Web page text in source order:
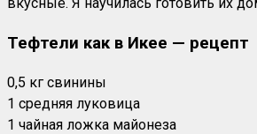
Тефтели как в Икее — рецепт
0,5 кг свинины
1 средняя луковица
1 чайная ложка майонеза